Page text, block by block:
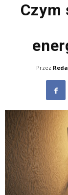
Czym
Przez